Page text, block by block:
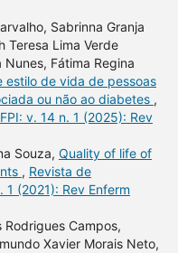
Sabrinna Granja
Teresa Lima Verde
Fátima Regina
estilo de vida de pessoas
ou não ao diabetes ,
v. 14 n. 1 (2025): Rev
Souza, Quality of life of
, Revista de
1 (2021): Rev Enferm
Rodrigues Campos,
Xavier Morais Neto,